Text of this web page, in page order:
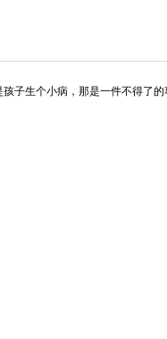
院...
生个小病，那是一件不得了的